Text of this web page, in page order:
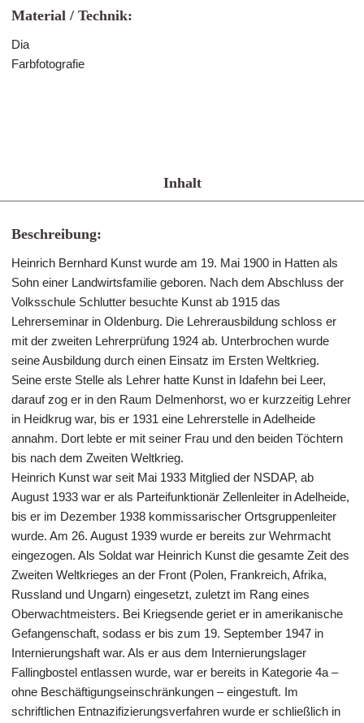
Material / Technik:
Dia
Farbfotografie
Inhalt
Beschreibung:
Heinrich Bernhard Kunst wurde am 19. Mai 1900 in Hatten als
Sohn einer Landwirtsfamilie geboren. Nach dem Abschluss der
Volksschule Schlutter besuchte Kunst ab 1915 das
Lehrerseminar in Oldenburg. Die Lehrerausbildung schloss er
mit der zweiten Lehrerprüfung 1924 ab. Unterbrochen wurde
seine Ausbildung durch einen Einsatz im Ersten Weltkrieg.
Seine erste Stelle als Lehrer hatte Kunst in Idafehn bei Leer,
darauf zog er in den Raum Delmenhorst, wo er kurzzeitig Lehrer
in Heidkrug war, bis er 1931 eine Lehrerstelle in Adelheide
annahm. Dort lebte er mit seiner Frau und den beiden Töchtern
bis nach dem Zweiten Weltkrieg.
Heinrich Kunst war seit Mai 1933 Mitglied der NSDAP, ab
August 1933 war er als Parteifunktionär Zellenleiter in Adelheide,
bis er im Dezember 1938 kommissarischer Ortsgruppenleiter
wurde. Am 26. August 1939 wurde er bereits zur Wehrmacht
eingezogen. Als Soldat war Heinrich Kunst die gesamte Zeit des
Zweiten Weltkrieges an der Front (Polen, Frankreich, Afrika,
Russland und Ungarn) eingesetzt, zuletzt im Rang eines
Oberwachtmeisters. Bei Kriegsende geriet er in amerikanische
Gefangenschaft, sodass er bis zum 19. September 1947 in
Internierungshaft war. Als er aus dem Internierungslager
Fallingbostel entlassen wurde, war er bereits in Kategorie 4a –
ohne Beschäftigungseinschränkungen – eingestuft. Im
schriftlichen Entnazifizierungsverfahren wurde er schließlich in